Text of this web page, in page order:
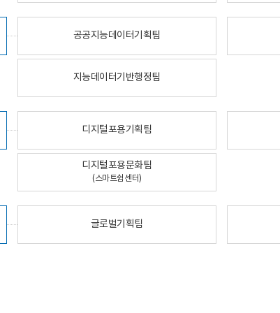
공공지능데이터기획팀
지능데이터기반행정팀
디지털포용기획팀
디지털포용문화팀
(스마트쉼센터)
글로벌기획팀